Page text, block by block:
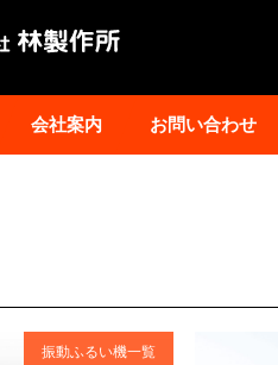
会社案内 お問い合わせ
振動ふるい機一覧